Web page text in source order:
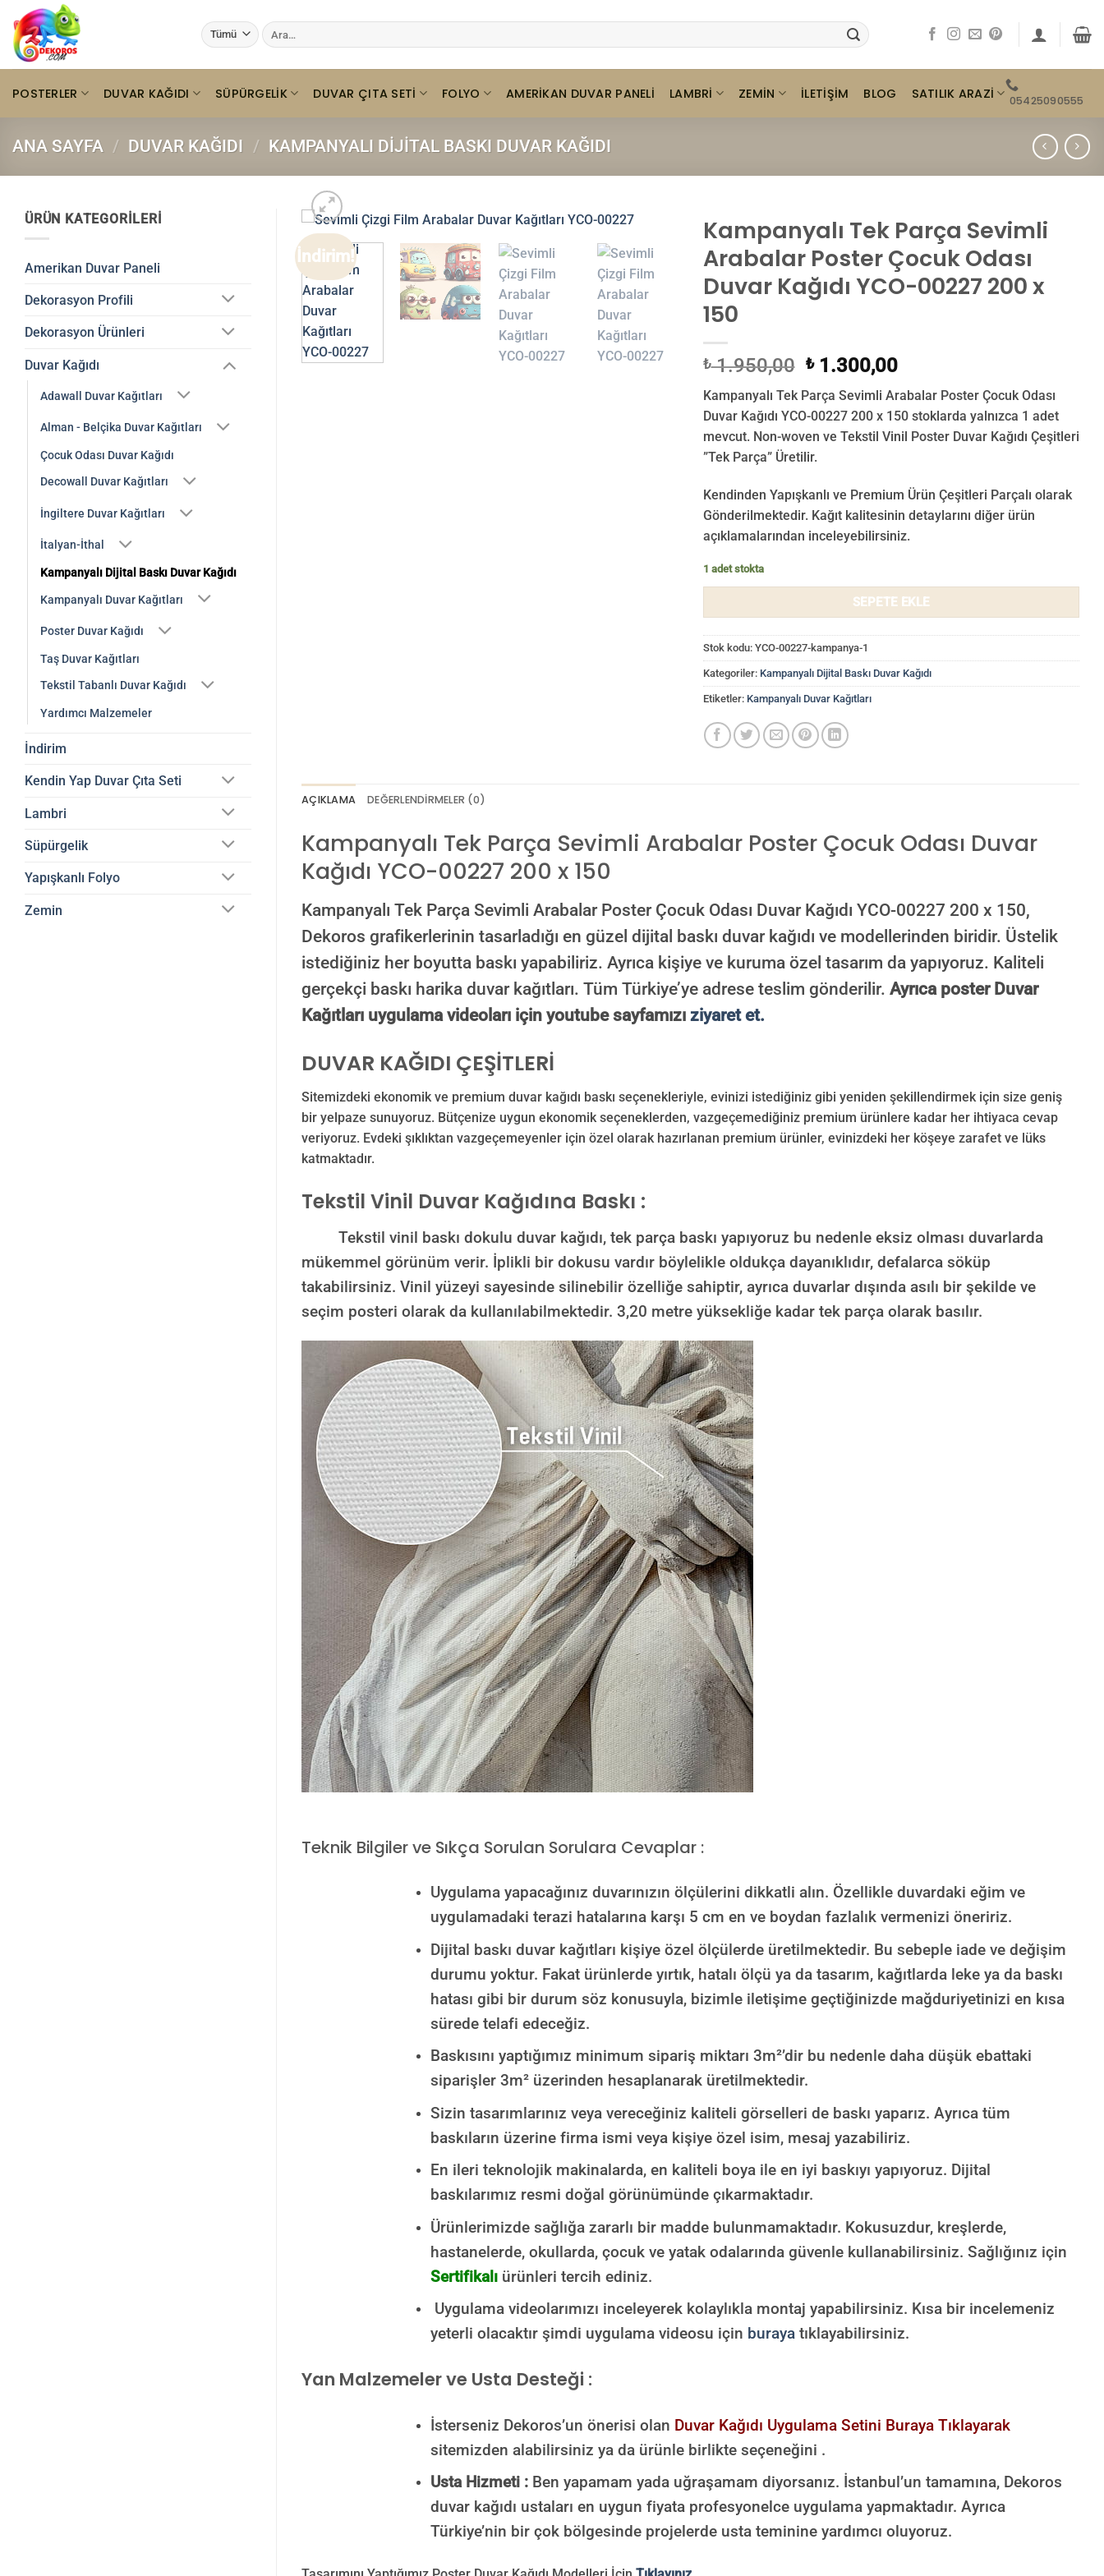
İçeriğe
atla
Ara:
POSTERLER DUVAR KAĞIDI SÜPÜRGELIK DUVAR ÇITA SETI FOLYO AMERIKAN DUVAR PANELI LAMBRI ZEMIN İLETIŞIM BLOG SATILIK ARAZI 05425090555
ANA SAYFA / DUVAR KAĞIDI / KAMPANYALI DIJITAL BASKI DUVAR KAĞIDI
ÜRÜN KATEGORILERI
Amerikan Duvar Paneli
Dekorasyon Profili
Dekorasyon Ürünleri
Duvar Kağıdı
Adawall Duvar Kağıtları
Alman - Belçika Duvar Kağıtları
Çocuk Odası Duvar Kağıdı
Decowall Duvar Kağıtları
İngiltere Duvar Kağıtları
İtalyan-İthal
Kampanyalı Dijital Baskı Duvar Kağıdı
Kampanyalı Duvar Kağıtları
Poster Duvar Kağıdı
Taş Duvar Kağıtları
Tekstil Tabanlı Duvar Kağıdı
Yardımcı Malzemeler
İndirim
Kendin Yap Duvar Çıta Seti
Lambri
Süpürgelik
Yapışkanlı Folyo
Zemin
İndirim!
Kampanyalı Tek Parça Sevimli
Arabalar Poster Çocuk Odası
Duvar Kağıdı YCO-00227 200 x
150
₺1.950,00 Orijinal
₺ 1.950,00.
₺1.300,00Şu
fiyat:
₺ 1.300,00.
Kampanyalı Tek Parça Sevimli Arabalar Poster Çocuk Odası
Duvar Kağıdı YCO-00227 200 x 150 stoklarda yalnızca 1 adet
mevcut. Non-woven ve Tekstil Vinil Poster Duvar Kağıdı Çeşitleri
”Tek Parça” Üretilir.
Kendinden Yapışkanlı ve Premium Ürün Çeşitleri Parçalı olarak
Gönderilmektedir. Kağıt kalitesinin detaylarını diğer ürün
açıklamalarından inceleyebilirsiniz.
1 adet stokta
SEPETE EKLE
Stok kodu: YCO-00227-kampanya-1
Kategoriler: Kampanyalı Dijital Baskı Duvar Kağıdı
Etiketler: Kampanyalı Duvar Kağıtları
AÇIKLAMA DEĞERLENDIRMELER (0)
Kampanyalı Tek Parça Sevimli Arabalar Poster Çocuk Odası Duvar
Kağıdı YCO-00227 200 x 150
Kampanyalı Tek Parça Sevimli Arabalar Poster Çocuk Odası Duvar Kağıdı YCO-00227 200 x 150,
Dekoros grafikerlerinin tasarladığı en güzel dijital baskı duvar kağıdı ve modellerinden biridir. Üstelik
istediğiniz her boyutta baskı yapabiliriz. Ayrıca kişiye ve kuruma özel tasarım da yapıyoruz. Kaliteli
gerçekçi baskı harika duvar kağıtları. Tüm Türkiye’ye adrese teslim gönderilir. Ayrıca poster Duvar
Kağıtları uygulama videoları için youtube sayfamızı ziyaret et.
DUVAR KAĞIDI ÇEŞİTLERİ
Sitemizdeki ekonomik ve premium duvar kağıdı baskı seçenekleriyle, evinizi istediğiniz gibi yeniden şekillendirmek için size geniş
bir yelpaze sunuyoruz. Bütçenize uygun ekonomik seçeneklerden, vazgeçemediğiniz premium ürünlere kadar her ihtiyaca cevap
veriyoruz. Evdeki şıklıktan vazgeçemeyenler için özel olarak hazırlanan premium ürünler, evinizdeki her köşeye zarafet ve lüks
katmaktadır.
Tekstil Vinil Duvar Kağıdına Baskı :
Tekstil vinil baskı dokulu duvar kağıdı, tek parça baskı yapıyoruz bu nedenle eksiz olması duvarlarda
mükemmel görünüm verir. İplikli bir dokusu vardır böylelikle oldukça dayanıklıdır, defalarca söküp
takabilirsiniz. Vinil yüzeyi sayesinde silinebilir özelliğe sahiptir, ayrıca duvarlar dışında asılı bir şekilde ve
seçim posteri olarak da kullanılabilmektedir. 3,20 metre yüksekliğe kadar tek parça olarak basılır.
Teknik Bilgiler ve Sıkça Sorulan Sorulara Cevaplar :
Uygulama yapacağınız duvarınızın ölçülerini dikkatli alın. Özellikle duvardaki eğim ve
uygulamadaki terazi hatalarına karşı 5 cm en ve boydan fazlalık vermenizi öneririz.
Dijital baskı duvar kağıtları kişiye özel ölçülerde üretilmektedir. Bu sebeple iade ve değişim
durumu yoktur. Fakat ürünlerde yırtık, hatalı ölçü ya da tasarım, kağıtlarda leke ya da baskı
hatası gibi bir durum söz konusuyla, bizimle iletişime geçtiğinizde mağduriyetinizi en kısa
sürede telafi edeceğiz.
Baskısını yaptığımız minimum sipariş miktarı 3m²’dir bu nedenle daha düşük ebattaki
siparişler 3m² üzerinden hesaplanarak üretilmektedir.
Sizin tasarımlarınız veya vereceğiniz kaliteli görselleri de baskı yaparız. Ayrıca tüm
baskıların üzerine firma ismi veya kişiye özel isim, mesaj yazabiliriz.
En ileri teknolojik makinalarda, en kaliteli boya ile en iyi baskıyı yapıyoruz. Dijital
baskılarımız resmi doğal görünümünde çıkarmaktadır.
Ürünlerimizde sağlığa zararlı bir madde bulunmamaktadır. Kokusuzdur, kreşlerde,
hastanelerde, okullarda, çocuk ve yatak odalarında güvenle kullanabilirsiniz. Sağlığınız için
Sertifikalıürünleri tercih ediniz.
Uygulama videolarımızı inceleyerek kolaylıkla montaj yapabilirsiniz. Kısa bir incelemeniz
yeterli olacaktır şimdi uygulama videosu için burayatıklayabilirsiniz.
Yan Malzemeler ve Usta Desteği :
İsterseniz Dekoros’un önerisi olan Duvar Kağıdı Uygulama Setini Buraya Tıklayarak
sitemizden alabilirsiniz ya da ürünle birlikte seçeneğini .
Usta Hizmeti :Ben yapamam yada uğraşamam diyorsanız. İstanbul’un tamamına, Dekoros
duvar kağıdı ustaları en uygun fiyata profesyonelce uygulama yapmaktadır. Ayrıca
Türkiye’nin bir çok bölgesinde projelerde usta teminine yardımcı oluyoruz.